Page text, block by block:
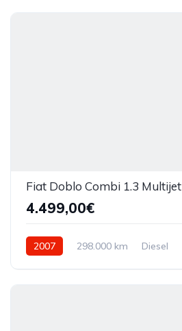
Fiat Doblo Combi 1.3 Multijet
4.499,00€
2007 298.000 km Diesel